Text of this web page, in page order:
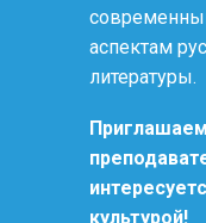
культурой!
аспектам
литературы.